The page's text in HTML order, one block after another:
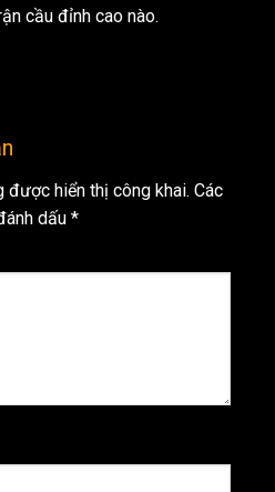
cầu đỉnh cao nào.
được hiển thị công khai. Các
dấu *